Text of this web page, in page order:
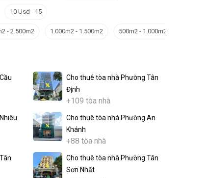
10 Usd - 15
- 2.500m2 1.000m2 - 1.500m2 500m2 - 1.000m2
Cho thuê tòa nhà Phường Tân
Định
+109 tòa nhà
Cho thuê tòa nhà Phường An
Khánh
+88 tòa nhà
Cho thuê tòa nhà Phường Tân
Sơn Nhất